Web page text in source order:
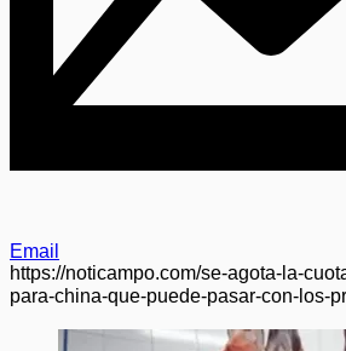
Email
https://noticampo.com/se-agota-la-
para-china-que-puede-pasar-con-los-